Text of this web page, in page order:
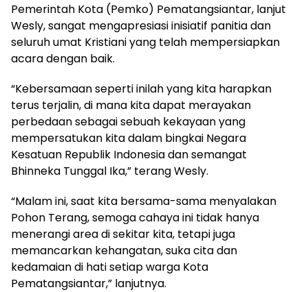
Pemerintah Kota (Pemko) Pematangsiantar, lanjut
Wesly, sangat mengapresiasi inisiatif panitia dan
seluruh umat Kristiani yang telah mempersiapkan
acara dengan baik.
“Kebersamaan seperti inilah yang kita harapkan
terus terjalin, di mana kita dapat merayakan
perbedaan sebagai sebuah kekayaan yang
mempersatukan kita dalam bingkai Negara
Kesatuan Republik Indonesia dan semangat
Bhinneka Tunggal Ika,” terang Wesly.
“Malam ini, saat kita bersama-sama menyalakan
Pohon Terang, semoga cahaya ini tidak hanya
menerangi area di sekitar kita, tetapi juga
memancarkan kehangatan, suka cita dan
kedamaian di hati setiap warga Kota
Pematangsiantar,” lanjutnya.